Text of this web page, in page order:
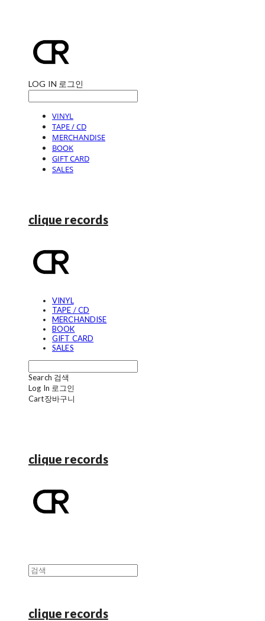
LOG IN 로그인
VINYL
TAPE / CD
MERCHANDISE
BOOK
GIFT CARD
SALES
clique records
VINYL
TAPE / CD
MERCHANDISE
BOOK
GIFT CARD
SALES
Search 검색
Log In 로그인
Cart장바구니
clique records
clique records